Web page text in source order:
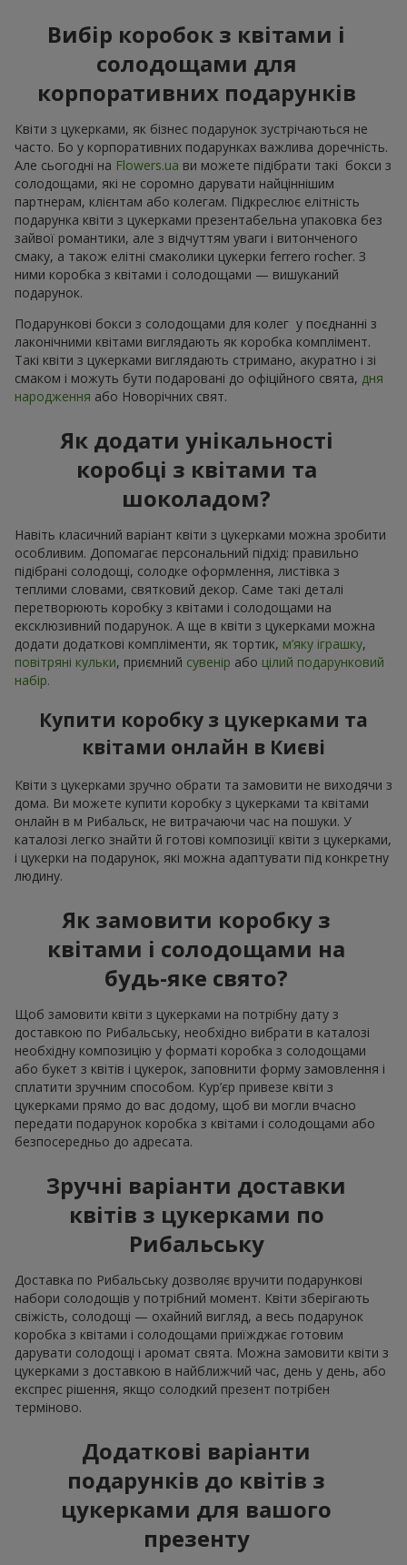
Вибір коробок з квітами і
солодощами для
корпоративних подарунків
Квіти з цукерками, як бізнес подарунок зустрічаються не
часто. Бо у корпоративних подарунках важлива доречність.
Але сьогодні на Flowers.ua ви можете підібрати такі бокси з
солодощами, які не соромно дарувати найціннішим
партнерам, клієнтам або колегам. Підкреслює елітність
подарунка квіти з цукерками презентабельна упаковка без
зайвої романтики, але з відчуттям уваги і витонченого
смаку, а також елітні смаколики цукерки ferrero rocher. З
ними коробка з квітами і солодощами — вишуканий
подарунок.
Подарункові бокси з солодощами для колег у поєднанні з
лаконічними квітами виглядають як коробка комплімент.
Такі квіти з цукерками виглядають стримано, акуратно і зі
смаком і можуть бути подаровані до офіційного свята, дня
народження або Новорічних свят.
Як додати унікальності
коробці з квітами та
шоколадом?
Навіть класичний варіант квіти з цукерками можна зробити
особливим. Допомагає персональний підхід: правильно
підібрані солодощі, солодке оформлення, листівка з
теплими словами, святковий декор. Саме такі деталі
перетворюють коробку з квітами і солодощами на
ексклюзивний подарунок. А ще в квіти з цукерками можна
додати додаткові компліменти, як тортик, м’яку іграшку,
повітряні кульки, приємний сувенір або цілий подарунковий
набір.
Купити коробку з цукерками та
квітами онлайн в Києві
Квіти з цукерками зручно обрати та замовити не виходячи з
дома. Ви можете купити коробку з цукерками та квітами
онлайн в м Рибальск, не витрачаючи час на пошуки. У
каталозі легко знайти й готові композиції квіти з цукерками,
і цукерки на подарунок, які можна адаптувати під конкретну
людину.
Як замовити коробку з
квітами і солодощами на
будь-яке свято?
Щоб замовити квіти з цукерками на потрібну дату з
доставкою по Рибальську, необхідно вибрати в каталозі
необхідну композицію у форматі коробка з солодощами
або букет з квітів і цукерок, заповнити форму замовлення і
сплатити зручним способом. Кур’єр привезе квіти з
цукерками прямо до вас додому, щоб ви могли вчасно
передати подарунок коробка з квітами і солодощами або
безпосередньо до адресата.
Зручні варіанти доставки
квітів з цукерками по
Рибальську
Доставка по Рибальську дозволяє вручити подарункові
набори солодощів у потрібний момент. Квіти зберігають
свіжість, солодощі — охайний вигляд, а весь подарунок
коробка з квітами і солодощами приїжджає готовим
дарувати солодощі і аромат свята. Можна замовити квіти з
цукерками з доставкою в найближчий час, день у день, або
експрес рішення, якщо солодкий презент потрібен
терміново.
Додаткові варіанти
подарунків до квітів з
цукерками для вашого
презенту